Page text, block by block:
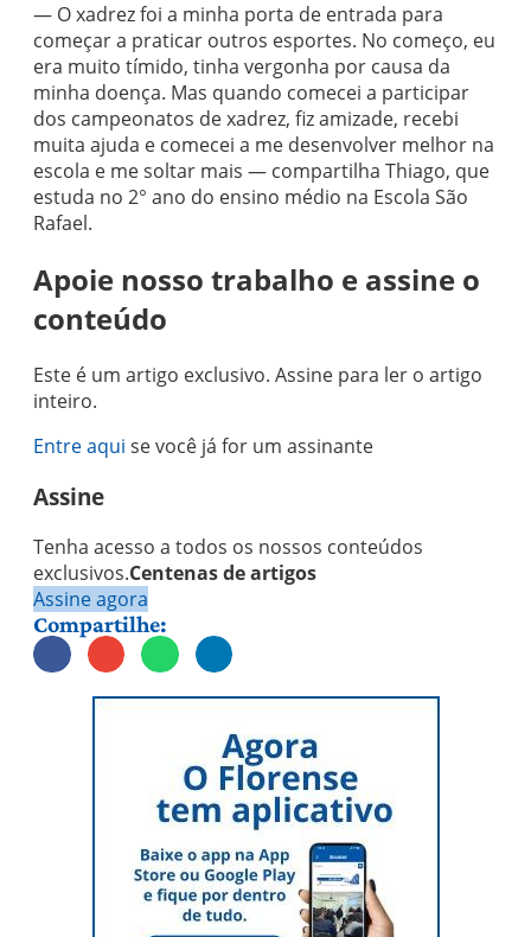
— O xadrez foi a minha porta de entrada para
começar a praticar outros esportes. No começo, eu
era muito tímido, tinha vergonha por causa da
minha doença. Mas quando comecei a participar
dos campeonatos de xadrez, fiz amizade, recebi
muita ajuda e comecei a me desenvolver melhor na
escola e me soltar mais — compartilha Thiago, que
estuda no 2° ano do ensino médio na Escola São
Rafael.
Apoie nosso trabalho e assine o
conteúdo
Este é um artigo exclusivo. Assine para ler o artigo
inteiro.
Entre aqui se você já for um assinante
Assine
Tenha acesso a todos os nossos conteúdos
exclusivos.Centenas de artigos
Assine agora
Compartilhe: